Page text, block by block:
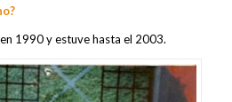
1990 y estuve hasta el 2003.